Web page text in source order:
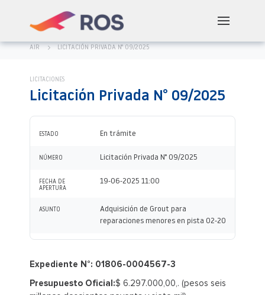
AIR LICITACIÓN PRIVADA N° 09/2025
LICITACIONES
Licitación Privada N° 09/2025
ESTADO En trámite
NÚMERO Licitación Privada N° 09/2025
FECHA DE
APERTURA
19-06-2025 11:00
ASUNTO
Adquisición de Grout para
reparaciones menores en pista 02-20
Expediente N°: 01806-0004567-3
Presupuesto Oficial:$ 6.297.000,00,. (pesos seis